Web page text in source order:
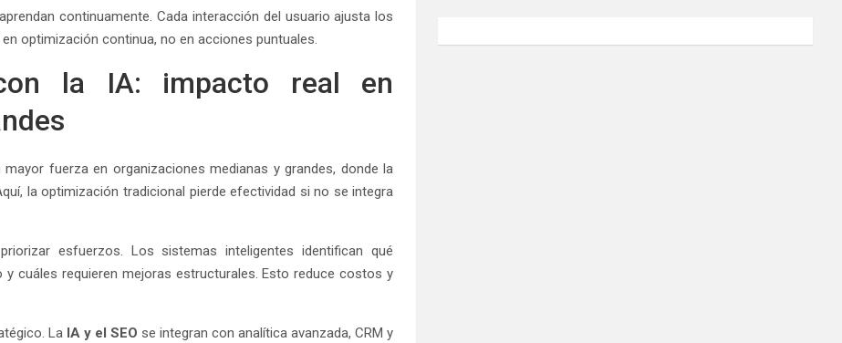
continuamente. Cada interacción del usuario ajusta los
optimización continua, no en acciones puntuales.
la IA: impacto real en
fuerza en organizaciones medianas y grandes, donde la
la optimización tradicional pierde efectividad si no se integra
esfuerzos. Los sistemas inteligentes identifican qué
cuáles requieren mejoras estructurales. Esto reduce costos y
La IA y el SEO se integran con analítica avanzada, CRM y